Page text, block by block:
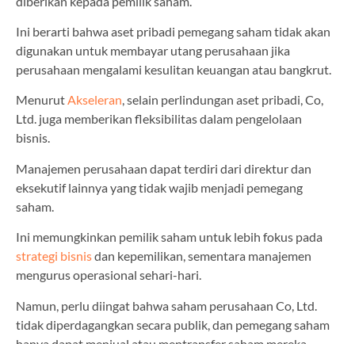
Ini berarti bahwa aset pribadi pemegang saham tidak akan
digunakan untuk membayar utang perusahaan jika
perusahaan mengalami kesulitan keuangan atau bangkrut.
MenurutAkseleran, selain perlindungan aset pribadi, Co,
Ltd. juga memberikan fleksibilitas dalam pengelolaan
bisnis.
Manajemen perusahaan dapat terdiri dari direktur dan
eksekutif lainnya yang tidak wajib menjadi pemegang
saham.
Ini memungkinkan pemilik saham untuk lebih fokus pada
strategi bisnisdan kepemilikan, sementara manajemen
mengurus operasional sehari-hari.
Namun, perlu diingat bahwa saham perusahaan Co, Ltd.
tidak diperdagangkan secara publik, dan pemegang saham